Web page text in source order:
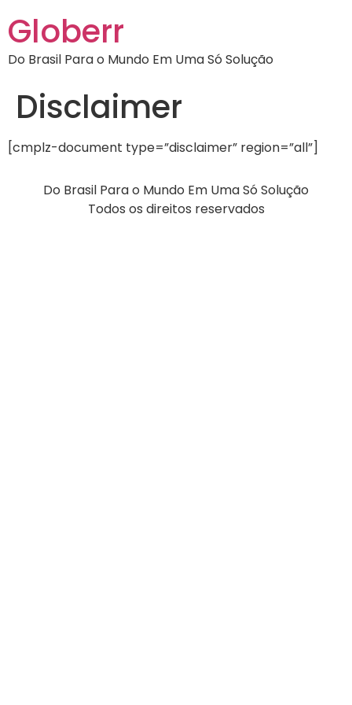
Globerr
Do Brasil Para o Mundo Em Uma Só Solução
Disclaimer
[cmplz-document type=”disclaimer” region=”all”]
Do Brasil Para o Mundo Em Uma Só Solução
Todos os direitos reservados